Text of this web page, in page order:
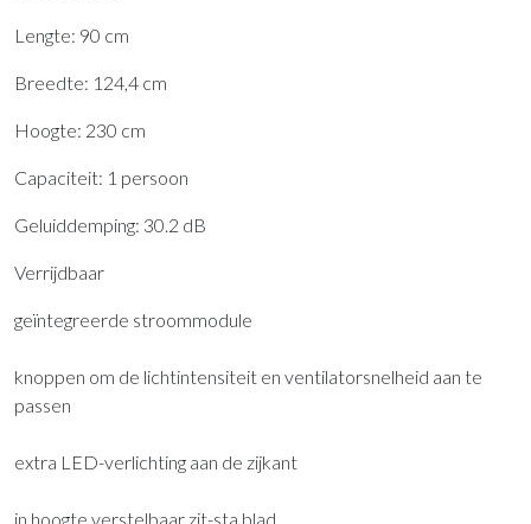
Lengte: 90 cm
Breedte: 124,4 cm
Hoogte: 230 cm
Capaciteit: 1 persoon
Geluiddemping: 30.2 dB
Verrijdbaar
geïntegreerde stroommodule
knoppen om de lichtintensiteit en ventilatorsnelheid aan te
passen
extra LED-verlichting aan de zijkant
in hoogte verstelbaar zit-sta blad